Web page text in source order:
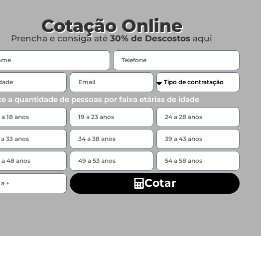
Cotação Online
Prencha e consiga até 30% de Descostos aqui
a quantidade de pessoas por faixa etárias de idade
Cotar